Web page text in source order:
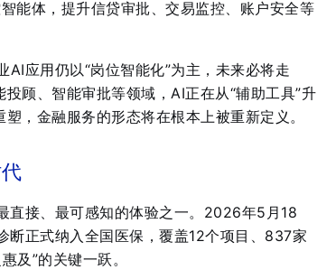
能体，提升信贷审批、交易监控、账户安全等
应用仍以“岗位智能化”为主，未来必将走
顾、智能审批等领域，AI正在从“辅助工具”升
，金融服务的形态将在根本上被重新定义。
直接、最可感知的体验之一。2026年5月18
断正式纳入全国医保，覆盖12个项目、837家
及”的关键一跃。